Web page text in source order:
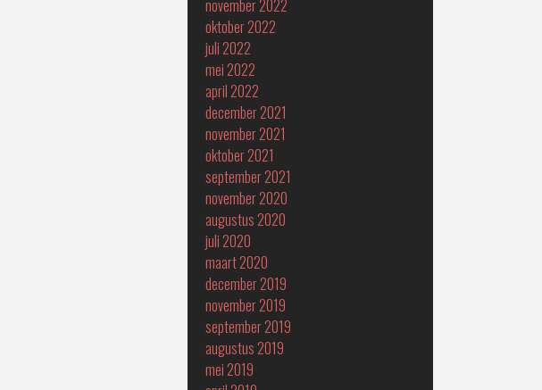
november 2022
oktober 2022
juli 2022
mei 2022
april 2022
december 2021
november 2021
oktober 2021
september 2021
november 2020
augustus 2020
juli 2020
maart 2020
december 2019
november 2019
september 2019
augustus 2019
mei 2019